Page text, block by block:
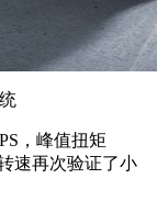
，峰值扭矩
速再次验证了小